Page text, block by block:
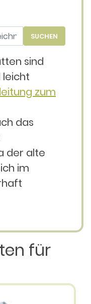
SUCHEN
sind
leicht
zum
das
der alte
im
für